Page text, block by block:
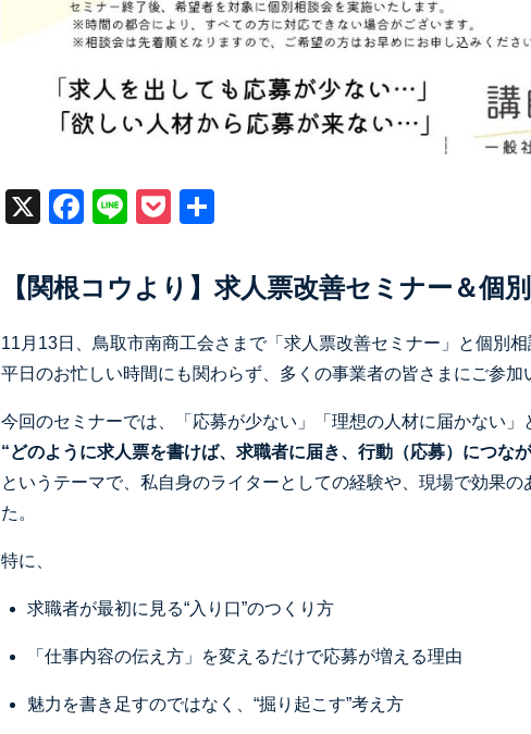
X Facebook
LinePocket
【関根コウより】求人票改善セミナー＆個
11月13日、鳥取市南商工会さまで「求人票改善セミナー」と個別
平日のお忙しい時間にも関わらず、多くの事業者の皆さまにご参
今回のセミナーでは、「応募が少ない」「理想の人材に届かない
“どのように求人票を書けば、求職者に届き、行動（応募）につな
というテーマで、私自身のライターとしての経験や、現場で効果
た。
特に、
求職者が最初に見る“入り口”のつくり方
「仕事内容の伝え方」を変えるだけで応募が増える理由
魅力を書き足すのではなく、“掘り起こす”考え方